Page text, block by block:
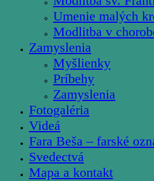
Umenie malých
Modlitba v
Zamyslenia
Myšlienky
Príbehy
Zamyslenia
Fotogaléria
Videá
Fara Beša – farské
Svedectvá
Mapa a kontakt